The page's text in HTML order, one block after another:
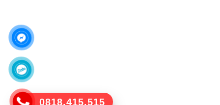
0818.415.515